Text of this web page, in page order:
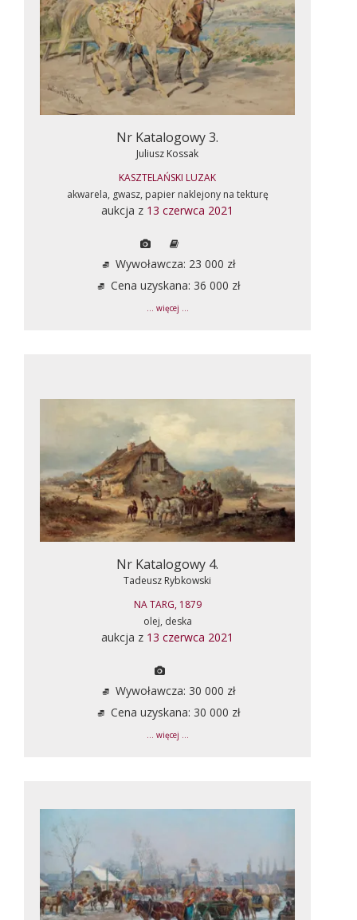
Nr Katalogowy 3.
Juliusz Kossak
KASZTELAŃSKI LUZAK
akwarela, gwasz, papier naklejony na tekturę
aukcja z 13 czerwca 2021
Wywoławcza: 23 000 zł
Cena uzyskana: 36 000 zł
... więcej ...
Nr Katalogowy 4.
Tadeusz Rybkowski
NA TARG, 1879
olej, deska
aukcja z 13 czerwca 2021
Wywoławcza: 30 000 zł
Cena uzyskana: 30 000 zł
... więcej ...